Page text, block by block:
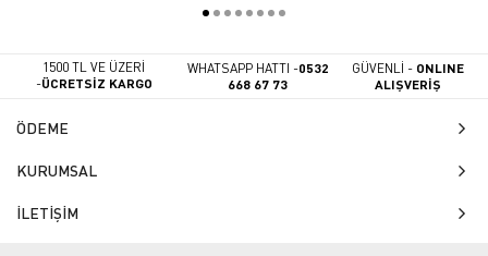
1500 TL VE ÜZERİ
-ÜCRETSİZ KARGO
WHATSAPP HATTI -0532
668 67 73
GÜVENLİ - ONLINE
ALIŞVERİŞ
ÖDEME
KURUMSAL
İLETİŞİM